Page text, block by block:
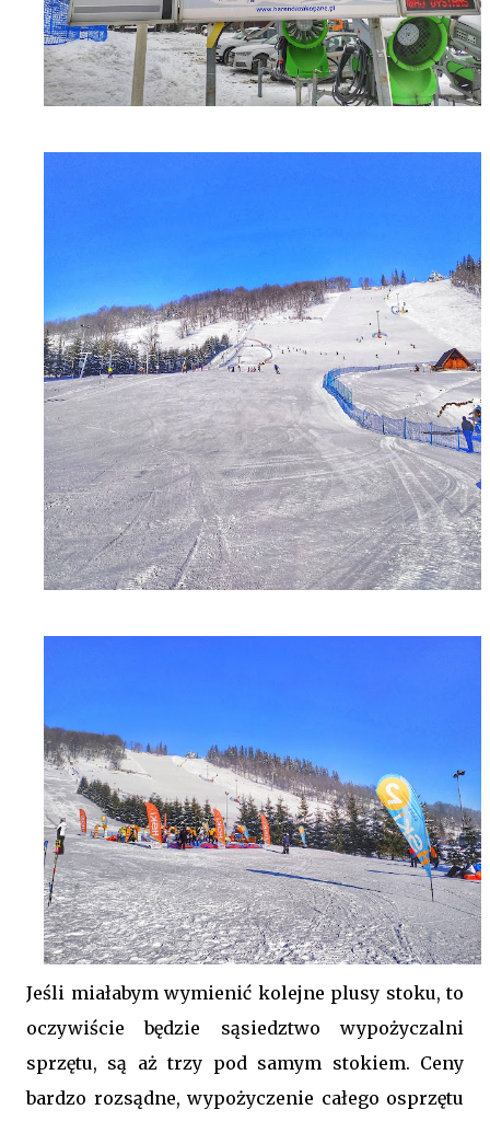
Jeśli miałabym wymienić kolejne plusy stoku, to
oczywiście będzie sąsiedztwo wypożyczalni
sprzętu, są aż trzy pod samym stokiem. Ceny
bardzo rozsądne, wypożyczenie całego osprzętu